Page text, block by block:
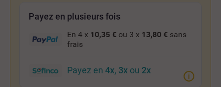
Payez en plusieurs fois
En 4 x 10,35 € ou 3 x 13,80 € sans
frais
Payez en 4x, 3x ou 2x